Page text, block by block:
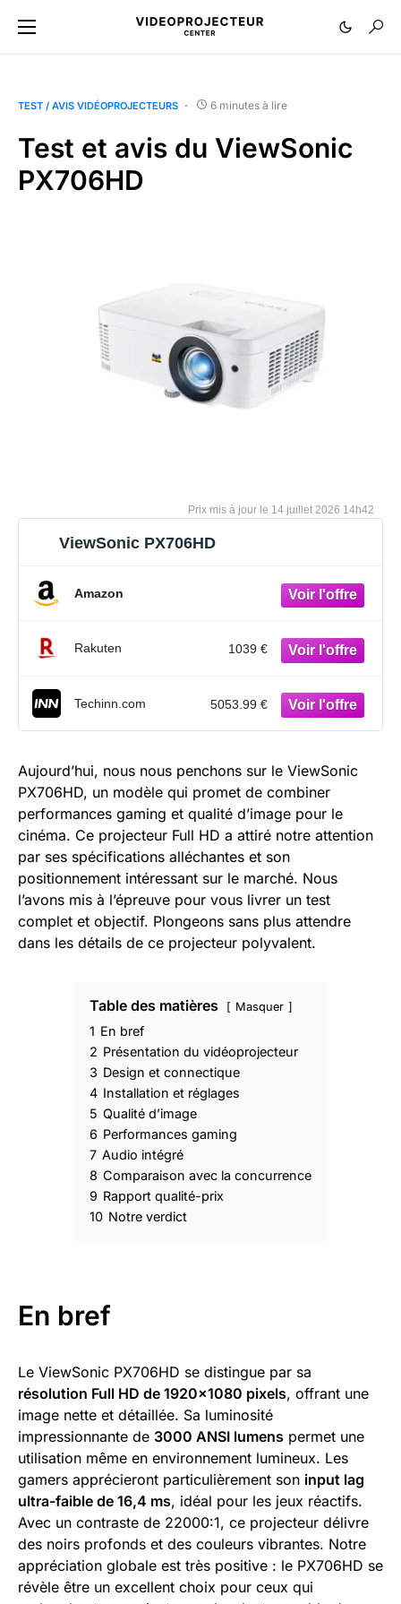
TEST / AVIS VIDÉOPROJECTEURS 6 minutes à lire
Test et avis du ViewSonic
PX706HD
14 juillet 2026 14h42
ViewSonic PX706HD
Amazon
Rakuten 1039 €
Techinn.com 5053.99 €
Aujourd’hui, nous nous penchons sur le ViewSonic
PX706HD, un modèle qui promet de combiner
performances gaming et qualité d’image pour le
cinéma. Ce projecteur Full HD a attiré notre attention
par ses spécifications alléchantes et son
positionnement intéressant sur le marché. Nous
l’avons mis à l’épreuve pour vous livrer un test
complet et objectif. Plongeons sans plus attendre
dans les détails de ce projecteur polyvalent.
Table des matières Masquer
1 En bref
2 Présentation du vidéoprojecteur
3 Design et connectique
4 Installation et réglages
5 Qualité d’image
6 Performances gaming
7 Audio intégré
8 Comparaison avec la concurrence
9 Rapport qualité-prix
10 Notre verdict
En bref
Le ViewSonic PX706HD se distingue par sa
résolution Full HD de 1920×1080 pixels, offrant une
image nette et détaillée. Sa luminosité
impressionnante de 3000 ANSI lumens permet une
utilisation même en environnement lumineux. Les
gamers apprécieront particulièrement son input lag
ultra-faible de 16,4 ms, idéal pour les jeux réactifs.
Avec un contraste de 22000:1, ce projecteur délivre
des noirs profonds et des couleurs vibrantes. Notre
appréciation globale est très positive : le PX706HD se
révèle être un excellent choix pour ceux qui